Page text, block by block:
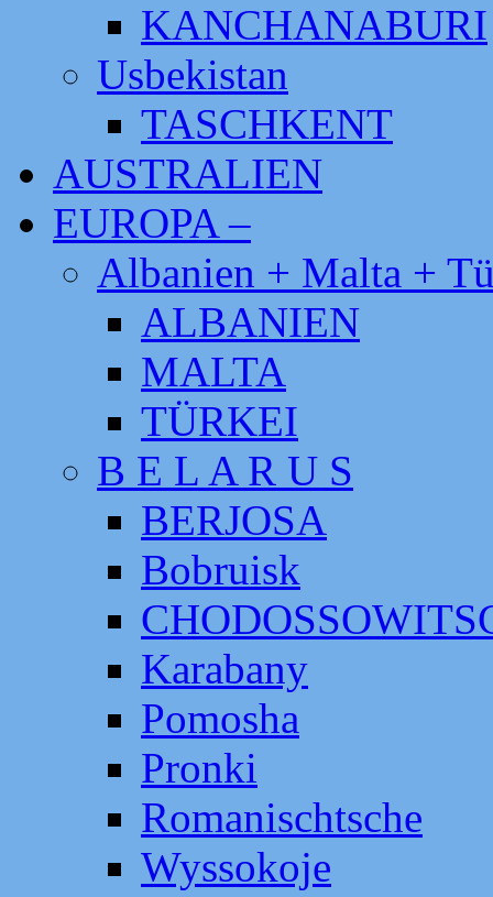
KANCHANABURI
Usbekistan
TASCHKENT
AUSTRALIEN
EUROPA –
Albanien + Malta +
ALBANIEN
MALTA
TÜRKEI
B E L A R U S
BERJOSA
Bobruisk
Karabany
Pomosha
Pronki
Romanischtsche
Wyssokoje